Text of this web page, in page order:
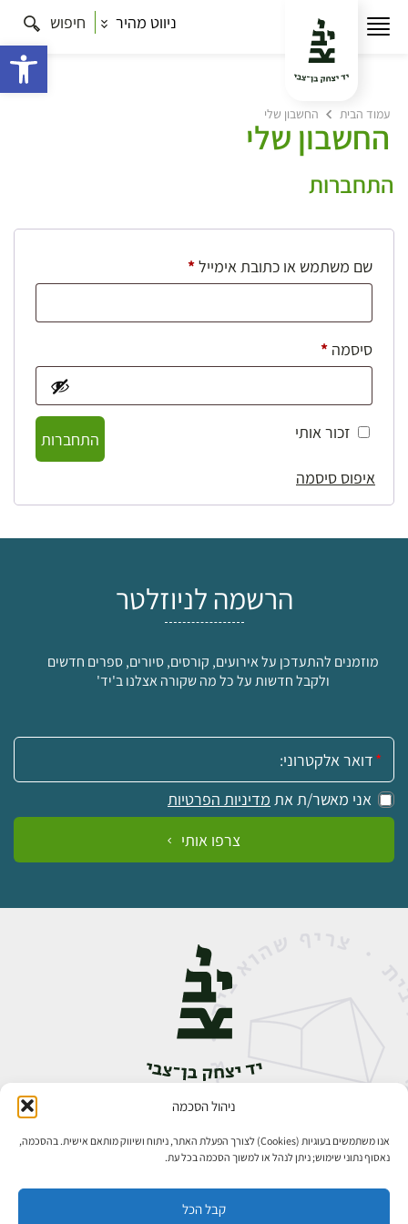
ניהול הסכמה
אנו משתמשים בעוגיות (Cookies) לצורך הפעלת האתר, ניתוח ושיווק מותאם אישית. בהסכמה,
נאסוף נתוני שימוש; ניתן לנהל או למשוך הסכמה בכל עת.
קבל הכל
ניווט מהיר חיפוש
עמוד הבית החשבון שלי
החשבון שלי
התחברות
שם משתמש או כתובת אימייל*חובה
סיסמה *חובה
זכור אותי
התחברות
איפוס סיסמה
הרשמה לניוזלטר
מוזמנים להתעדכן על אירועים, קורסים, סיורים, ספרים חדשים
ולקבל חדשות על כל מה שקורה אצלנו ב'יד'
אימייל:
אני מאשר/ת את מדיניות הפרטיות
צרפו אותי
אבן גבירול 14, רחביה, ירושלים